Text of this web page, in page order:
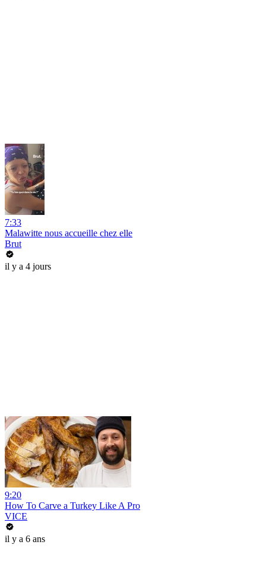
7:33
Malawitte nous accueille chez elle
Brut
il y a 4 jours
9:20
How To Carve a Turkey Like A Pro
VICE
il y a 6 ans